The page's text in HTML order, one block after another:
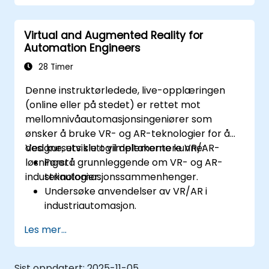
Virtual and Augmented Reality for
Automation Engineers
28 Timer
Denne instruktørledede, live-opplæringen
(online eller på stedet) er rettet mot
mellomnivåautomasjonsingeniører som
ønsker å bruke VR- og AR-teknologier for å
designe, utvikle og implementere VR/AR-
løsninger i
industriautomasjonssammenhenger.
Ved kursets slutt vil deltakerne kunne:
Forstå grunnleggende om VR- og AR-
teknologier.
Undersøke anvendelser av VR/AR i
industriautomasjon.
og programvare.
Lære å designe og utvikle VR/AR-
løsninger for automatiseringsprosjekter.
Les mer...